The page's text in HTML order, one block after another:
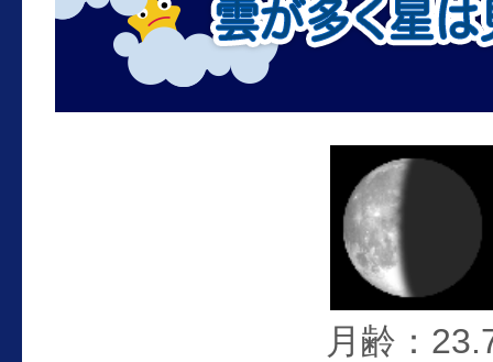
月齢：